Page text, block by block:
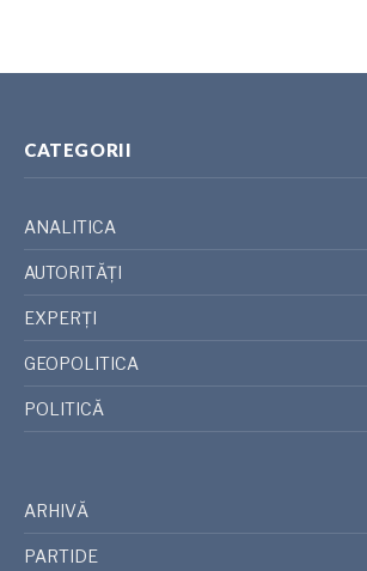
CATEGORII
ANALITICA
AUTORITĂȚI
EXPERȚI
GEOPOLITICA
POLITICĂ
ARHIVĂ
PARTIDE